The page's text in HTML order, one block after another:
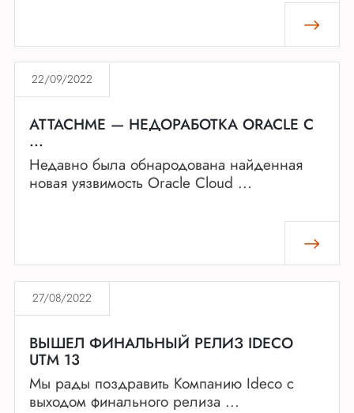
22/09/2022
ATTACHME — НЕДОРАБОТКА ORACLE С
...
Недавно была обнародована найденная
новая уязвимость Oracle Cloud ...
27/08/2022
ВЫШЕЛ ФИНАЛЬНЫЙ РЕЛИЗ IDECO
UTM 13
Мы рады поздравить Компанию Ideco с
выходом финального релиза ...